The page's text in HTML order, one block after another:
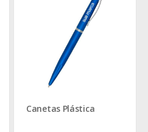
Canetas Plástica